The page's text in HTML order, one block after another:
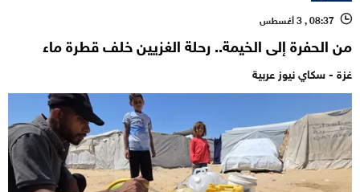
l 08:37 , 3 أغسطس
من الحفرة إلى الخيمة.. رحلة الغزيين خلف قطرة ماء
غزة - سكاي نيوز عربية